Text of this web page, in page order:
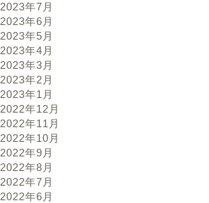
2023年7月
2023年6月
2023年5月
2023年4月
2023年3月
2023年2月
2023年1月
2022年12月
2022年11月
2022年10月
2022年9月
2022年8月
2022年7月
2022年6月